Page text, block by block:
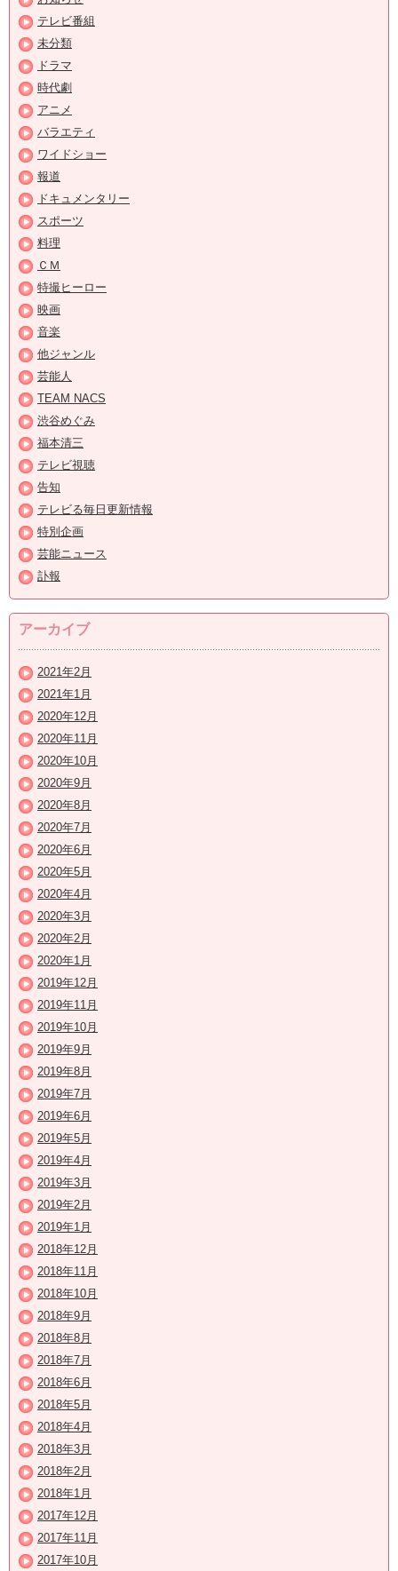
テレビ番組
未分類
ドラマ
時代劇
アニメ
バラエティ
ワイドショー
報道
ドキュメンタリー
スポーツ
料理
ＣＭ
特撮ヒーロー
映画
音楽
他ジャンル
芸能人
TEAM NACS
渋谷めぐみ
福本清三
テレビ視聴
告知
テレビる毎日更新情報
特別企画
芸能ニュース
訃報
アーカイブ
2021年2月
2021年1月
2020年12月
2020年11月
2020年10月
2020年9月
2020年8月
2020年7月
2020年6月
2020年5月
2020年4月
2020年3月
2020年2月
2020年1月
2019年12月
2019年11月
2019年10月
2019年9月
2019年8月
2019年7月
2019年6月
2019年5月
2019年4月
2019年3月
2019年2月
2019年1月
2018年12月
2018年11月
2018年10月
2018年9月
2018年8月
2018年7月
2018年6月
2018年5月
2018年4月
2018年3月
2018年2月
2018年1月
2017年12月
2017年11月
2017年10月